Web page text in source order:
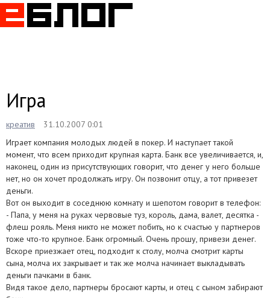
Игра
креатив
31.10.2007 0:01
Играет компания молодых людей в покер. И наступает такой
момент, что всем приходит крупная карта. Банк все увеличивается, и,
наконец, один из присутствующих говорит, что денег у него больше
нет, но он хочет продолжать игру. Он позвонит отцу, а тот привезет
деньги.
Вот он выходит в соседнюю комнату и шепотом говорит в телефон:
- Папа, у меня на руках червовые туз, король, дама, валет, десятка -
флеш рояль. Меня никто не может побить, но к счастью у партнеров
тоже что-то крупное. Банк огромный. Очень прошу, привези денег.
Вскоре приезжает отец, подходит к столу, молча смотрит карты
сына, молча их закрывает и так же молча начинает выкладывать
деньги пачками в банк.
Видя такое дело, партнеры бросают карты, и отец с сыном забирают